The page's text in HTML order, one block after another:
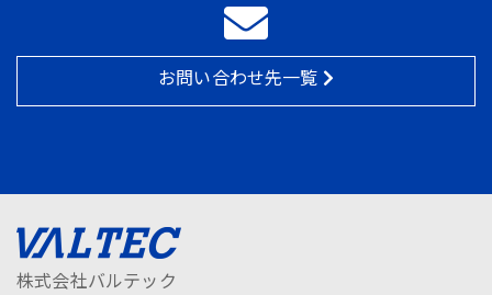
お問い合わせ先一覧
株式会社バルテック